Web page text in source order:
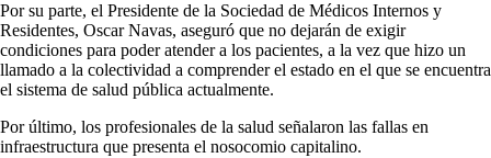
Por su parte, el Presidente de la Sociedad de Médicos Internos y
Residentes, Oscar Navas, aseguró que no dejarán de exigir
condiciones para poder atender a los pacientes, a la vez que hizo un
llamado a la colectividad a comprender el estado en el que se encuentra
el sistema de salud pública actualmente.
Por último, los profesionales de la salud señalaron las fallas en
infraestructura que presenta el nosocomio capitalino.